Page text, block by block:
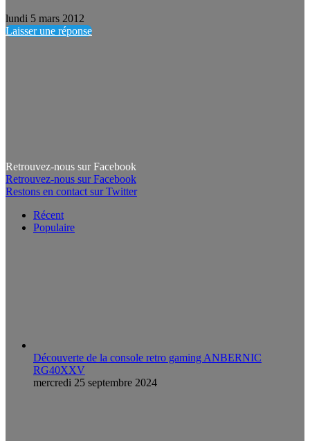
lundi 5 mars 2012
Laisser une réponse
Retrouvez-nous sur Facebook
Retrouvez-nous sur Facebook
Restons en contact sur Twitter
Récent
Populaire
Découverte de la console retro gaming ANBERNIC
RG40XXV
mercredi 25 septembre 2024